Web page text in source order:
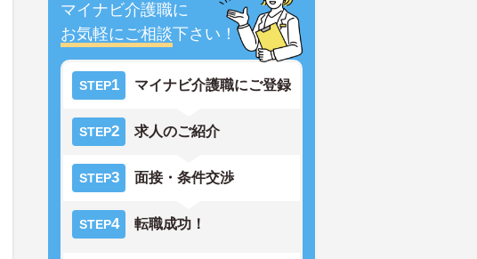
マイナビ介護職に
お気軽にご相談下さい！
STEP1 マイナビ介護職にご登録
STEP2 求人のご紹介
STEP3 面接・条件交渉
STEP4 転職成功！